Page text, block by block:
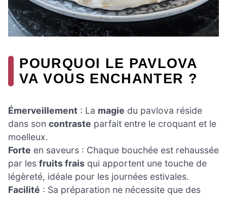
POURQUOI LE PAVLOVA
VA VOUS ENCHANTER ?
Émerveillement : La magie du pavlova réside
dans son contraste parfait entre le croquant et le
moelleux.
Forte en saveurs : Chaque bouchée est rehaussée
par les fruits frais qui apportent une touche de
légèreté, idéale pour les journées estivales.
Facilité : Sa préparation ne nécessite que des